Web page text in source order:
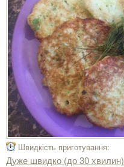
Швидкість приготування:
Дуже швидко (до 30 хвилин)